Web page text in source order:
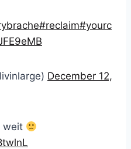
#reclaim#yourc
December 12,
weit